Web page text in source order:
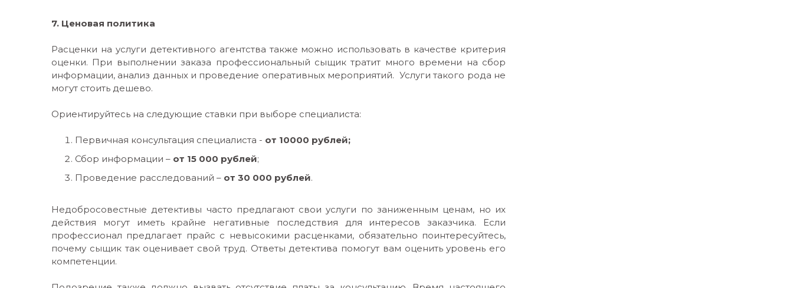
7. Ценовая политика
Расценки на услуги детективного агентства также можно использовать в качестве критерия
оценки. При выполнении заказа профессиональный сыщик тратит много времени на сбор
информации, анализ данных и проведение оперативных мероприятий. Услуги такого рода не
могут стоить дешево.
Ориентируйтесь на следующие ставки при выборе специалиста:
Первичная консультация специалиста - от 10000 рублей;
Сбор информации – от 15 000 рублей;
Проведение расследований – от 30 000 рублей.
Недобросовестные детективы часто предлагают свои услуги по заниженным ценам, но их
действия могут иметь крайне негативные последствия для интересов заказчика. Если
профессионал предлагает прайс с невысокими расценками, обязательно поинтересуйтесь,
почему сыщик так оценивает свой труд. Ответы детектива помогут вам оценить уровень его
компетенции.